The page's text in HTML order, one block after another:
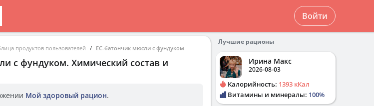
Войти
продуктов пользователей ЕС-батончик мюсли с фундуком
с фундуком. Химический состав и
Мой здоровый рацион.
Лучшие рационы
Ирина Макс
2026-08-03
Калорийность: 1393 кКал
Витамины и минералы: 100%